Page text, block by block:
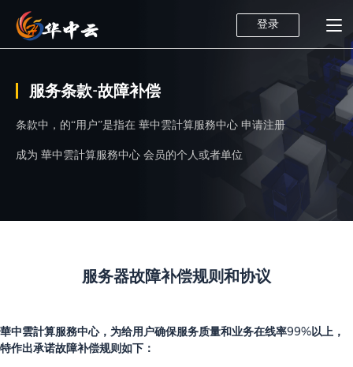
登录
服务条款-故障补偿
条款中，的“用户”是指在 華中雲計算服務中心 申请注册
成为 華中雲計算服務中心 会员的个人或者单位
服务器故障补偿规则和协议
華中雲計算服務中心，为给用户确保服务质量和业务在线率99%以上，
特作出承诺故障补偿规则如下：